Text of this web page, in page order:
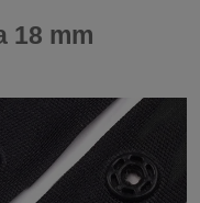
18 mm